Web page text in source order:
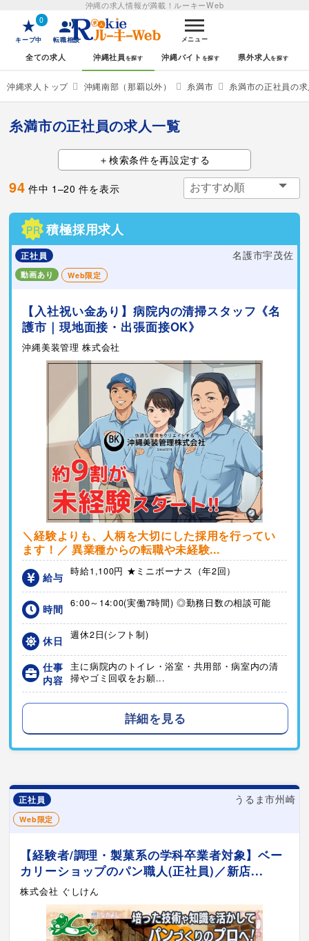
沖縄の求人情報が満載！ ルーキーWeb
0
キープ中 転職相談 メニュー
全ての求人 沖縄社員 沖縄バイト 県外求人
沖縄求人トップ 沖縄南部（那覇以外） 糸満市 糸満市の正社員の
糸満市の正社員の求人一覧
検索条件を再設定する
94 件中 1 –20 件を表示
PR 積極採用求人
正社員 名護市宇茂佐
動画あり Web限定
【入社祝い金あり】病院内の清掃スタッフ《名
護市｜現地面接・出張面接OK》
沖縄美装管理 株式会社
＼経験よりも、人柄を大切にした採用を行ってい
ます！／ 異業種からの転職や未経験...
給与 時給1,100円 ★ミニボーナス（年2回）
時間 6:00～14:00(実働7時間) ◎勤務日数の相談可能
休日 週休2日(シフト制)
仕事
内容
主に病院内のトイレ・浴室・共用部・病室内の清
掃やゴミ回収をお願...
詳細を見る
正社員 うるま市州崎
Web限定
【経験者/調理・製菓系の学科卒業者対象】ベー
カリーショップのパン職人(正社員)／新店...
株式会社 ぐしけん